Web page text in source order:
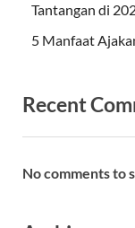
Tantangan di
5 Manfaat
Recent
No comments to